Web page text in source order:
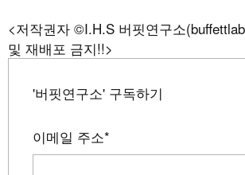
<저작권자 ©I.H.S 버핏연구소
및 재배포 금지!!>
'버핏연구소' 구독하기
이메일 주소*